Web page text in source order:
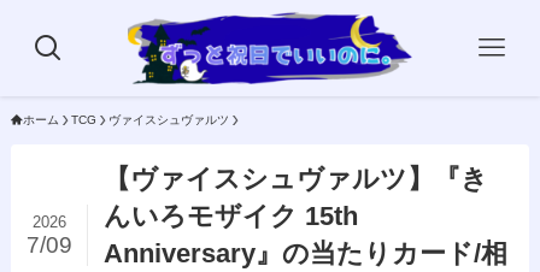
ホーム TCG ヴァイスシュヴァルツ
【ヴァイスシュヴァルツ】『き
んいろモザイク 15th
Anniversary』の当たりカード/相
2026
7/09